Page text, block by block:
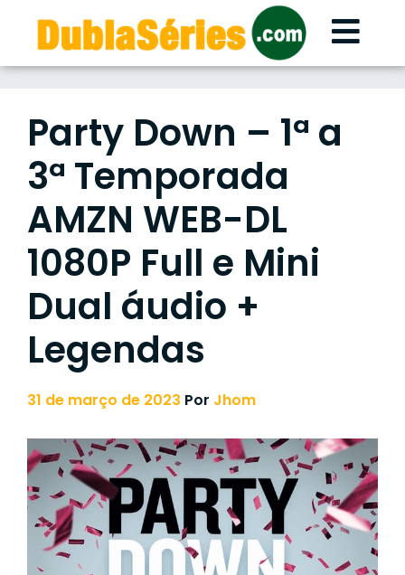
content
Party Down – 1ª a
3ª Temporada
AMZN WEB-DL
1080P Full e Mini
Dual áudio +
Legendas
31 de março de 2023 Por Jhom